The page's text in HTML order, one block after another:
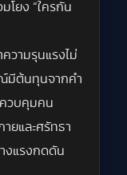
โยง “ใครกัน
วามรุนแรงไม่
มีต้นทุนจากคำ
ควบคุมคน
ยและศรัทธา
งแรงกดดัน